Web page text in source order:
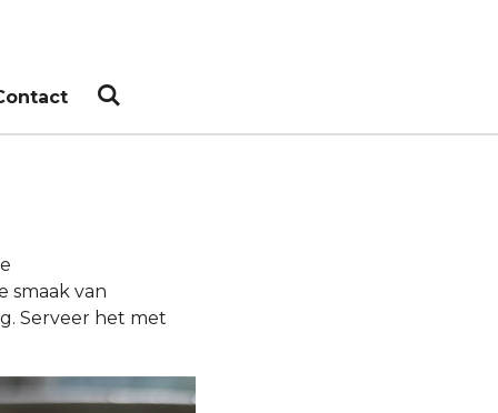
smaak van
Serveer het met